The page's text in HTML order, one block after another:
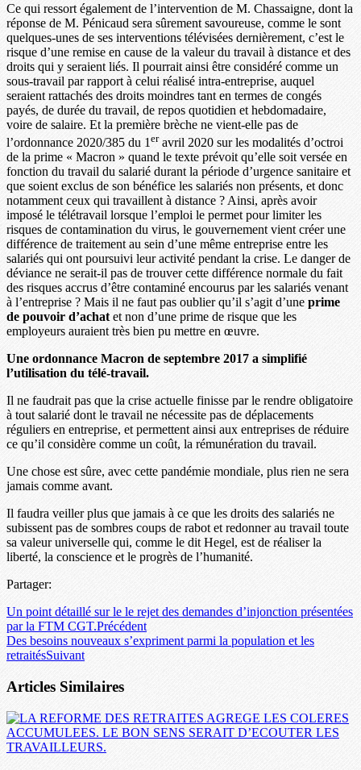
Ce qui ressort également de l’intervention de M. Chassaigne, dont la
réponse de M. Pénicaud sera sûrement savoureuse, comme le sont
quelques-unes de ses interventions télévisées dernièrement, c’est le
risque d’une remise en cause de la valeur du travail à distance et des
droits qui y seraient liés. Il pourrait ainsi être considéré comme un
sous-travail par rapport à celui réalisé intra-entreprise, auquel
seraient rattachés des droits moindres tant en termes de congés
payés, de durée du travail, de repos quotidien et hebdomadaire,
voire de salaire. Et la première brèche ne vient-elle pas de
l’ordonnance 2020/385 du 1 eravril 2020 sur les modalités d’octroi
de la prime « Macron » quand le texte prévoit qu’elle soit versée en
fonction du travail du salarié durant la période d’urgence sanitaire et
que soient exclus de son bénéfice les salariés non présents, et donc
notamment ceux qui travaillent à distance ? Ainsi, après avoir
imposé le télétravail lorsque l’emploi le permet pour limiter les
risques de contamination du virus, le gouvernement vient créer une
différence de traitement au sein d’une même entreprise entre les
salariés qui ont poursuivi leur activité pendant la crise. Le danger de
déviance ne serait-il pas de trouver cette différence normale du fait
des risques accrus d’être contaminé encourus par les salariés venant
à l’entreprise ? Mais il ne faut pas oublier qu’il s’agit d’une prime
de pouvoir d’achat et non d’une prime de risque que les
employeurs auraient très bien pu mettre en œuvre.
Une ordonnance Macron de septembre 2017 a simplifié
l’utilisation du télé-travail.
Il ne faudrait pas que la crise actuelle finisse par le rendre obligatoire
à tout salarié dont le travail ne nécessite pas de déplacements
réguliers en entreprise, et permettent ainsi aux entreprises de réduire
ce qu’il considère comme un coût, la rémunération du travail.
Une chose est sûre, avec cette pandémie mondiale, plus rien ne sera
jamais comme avant.
Il faudra veiller plus que jamais à ce que les droits des salariés ne
subissent pas de sombres coups de rabot et redonner au travail toute
sa valeur universelle qui, comme le dit Hegel, est de réaliser la
liberté, la conscience et le progrès de l’humanité.
Partager:
Un point détaillé sur le le rejet des demandes d’injonction présentées
par la FTM CGT.Précédent
Des besoins nouveaux s’expriment parmi la population et les
retraitésSuivant
Articles Similaires